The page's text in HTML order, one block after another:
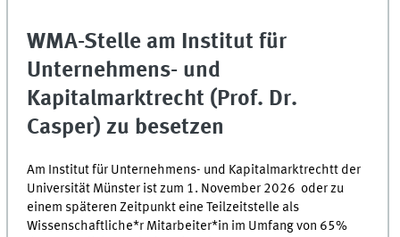
WMA-Stelle am Institut für
Unternehmens- und
Kapitalmarktrecht (Prof. Dr.
Casper) zu besetzen
Am Institut für Unternehmens- und Kapitalmarktrechtt der
Universität Münster ist zum 1. November 2026 oder zu
einem späteren Zeitpunkt eine Teilzeitstelle als
Wissenschaftliche*r Mitarbeiter*in im Umfang von 65%